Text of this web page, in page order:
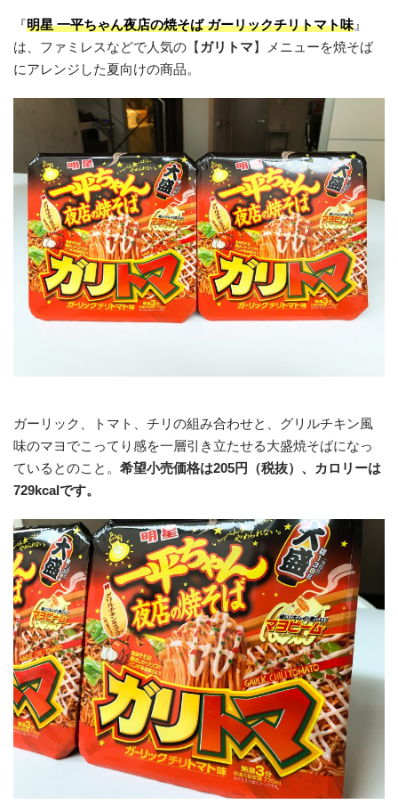
『明星 一平ちゃん夜店の焼そば ガーリックチリトマト味 』
は、ファミレスなどで人気の【 ガリトマ】メニューを焼そば
にアレンジした夏向けの商品。
ガーリック、トマト、チリの組み合わせと、グリルチキン風
味のマヨでこってり感を一層引き立たせる大盛焼そばになっ
ているとのこと。 希望小売価格は205円（税抜）、カロリーは
729kcalです。